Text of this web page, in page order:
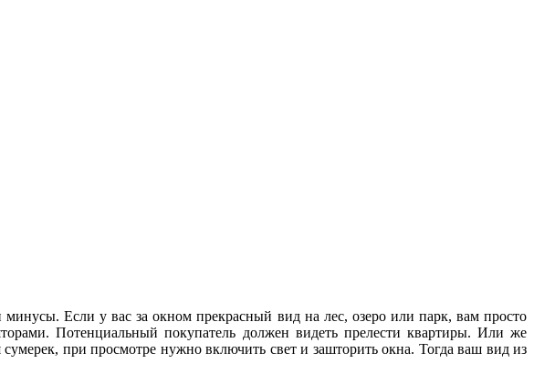
Если у вас за окном прекрасный вид на лес, озеро или парк, вам просто
Потенциальный покупатель должен видеть прелести квартиры. Или же
при просмотре нужно включить свет и зашторить окна. Тогда ваш вид из